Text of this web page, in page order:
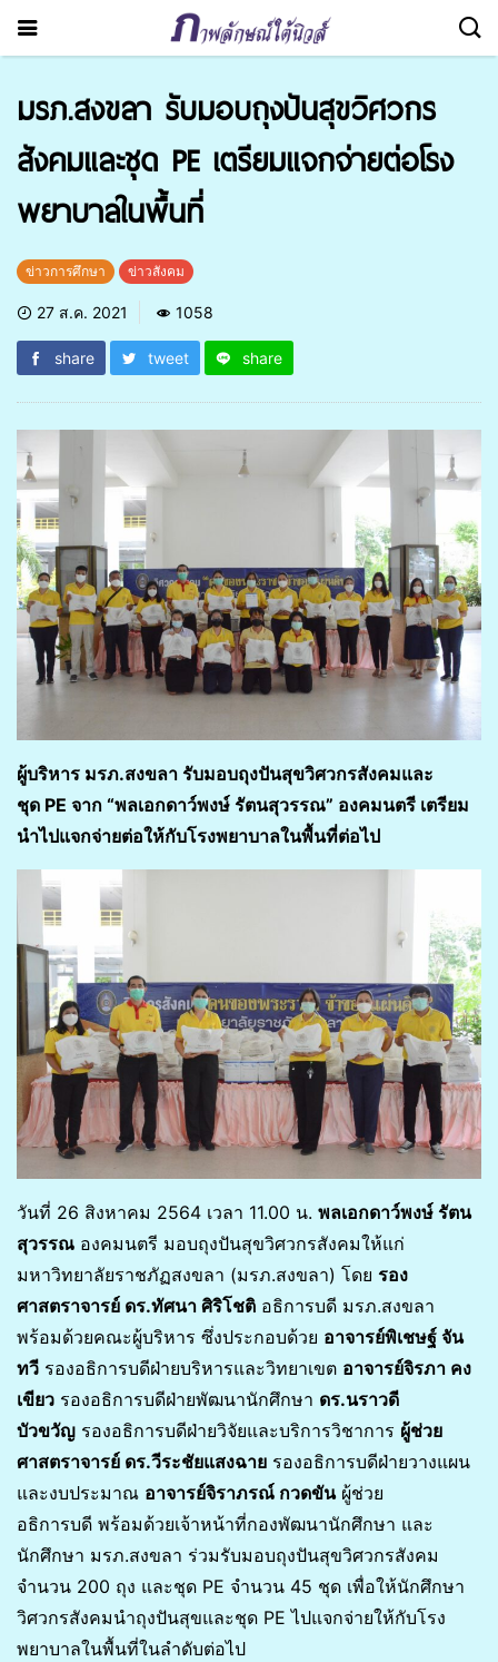
มรภ.สงขลา รับมอบถุงปันสุขวิศวกร
สังคมและชุด PE เตรียมแจกจ่ายต่อโรง
พยาบาลในพื้นที่
ข่าวการศึกษา ข่าวสังคม
27 ส.ค. 2021 1058
share tweet share
ผู้บริหาร มรภ.สงขลา รับมอบถุงปันสุขวิศวกรสังคมและ
ชุด PE จาก “พลเอกดาว์พงษ์ รัตนสุวรรณ” องคมนตรี เตรียม
นำไปแจกจ่ายต่อให้กับโรงพยาบาลในพื้นที่ต่อไป
วันที่ 26 สิงหาคม 2564 เวลา 11.00 น. พลเอกดาว์พงษ์ รัตน
สุวรรณ องคมนตรี มอบถุงปันสุขวิศวกรสังคมให้แก่
มหาวิทยาลัยราชภัฏสงขลา (มรภ.สงขลา) โดย รอง
ศาสตราจารย์ ดร.ทัศนา ศิริโชติ อธิการบดี มรภ.สงขลา
พร้อมด้วยคณะผู้บริหาร ซึ่งประกอบด้วย อาจารย์พิเชษฐ์ จัน
ทวี รองอธิการบดีฝ่ายบริหารและวิทยาเขต อาจารย์จิรภา คง
เขียว รองอธิการบดีฝ่ายพัฒนานักศึกษา ดร.นราวดี
บัวขวัญ รองอธิการบดีฝ่ายวิจัยและบริการวิชาการ ผู้ช่วย
ศาสตราจารย์ ดร.วีระชัยแสงฉาย รองอธิการบดีฝ่ายวางแผน
และงบประมาณ อาจารย์จิราภรณ์ กวดขันผู้ช่วย
อธิการบดี พร้อมด้วยเจ้าหน้าที่กองพัฒนานักศึกษา และ
นักศึกษา มรภ.สงขลา ร่วมรับมอบถุงปันสุขวิศวกรสังคม
จำนวน 200 ถุง และชุด PE จำนวน 45 ชุด เพื่อให้นักศึกษา
วิศวกรสังคมนำถุงปันสุขและชุด PE ไปแจกจ่ายให้กับโรง
พยาบาลในพื้นที่ในลำดับต่อไป